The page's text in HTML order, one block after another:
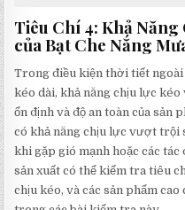
Tiêu Chí 4: Khả Năng
của Bạt Che Nắng
Trong điều kiện thời tiết
kéo dài, khả năng chịu lực
ổn định và độ an toàn của sản
có khả năng chịu lực vượt trội
khi gặp gió mạnh hoặc các tác
sản xuất có thể kiểm tra tiêu
chịu kéo, và các sản phẩm